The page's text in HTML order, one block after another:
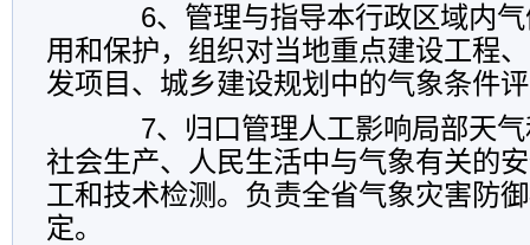
6、管理与指导本行政区域内气
用和保护，组织对当地重点建设工程
发项目、城乡建设规划中的气象条件
7、归口管理人工影响局部天气
社会生产、人民生活中与气象有关的
工和技术检测。负责全省气象灾害防
定。